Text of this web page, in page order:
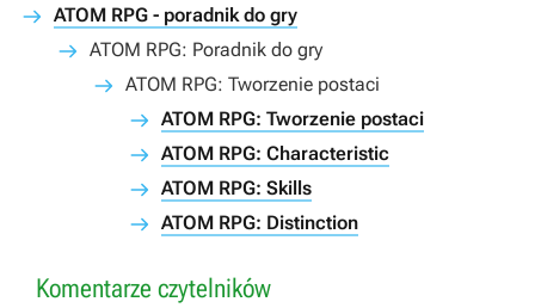
ATOM RPG - poradnik do gry
ATOM RPG: Poradnik do gry
ATOM RPG: Tworzenie postaci
ATOM RPG: Tworzenie postaci
ATOM RPG: Characteristic
ATOM RPG: Skills
ATOM RPG: Distinction
Komentarze czytelników